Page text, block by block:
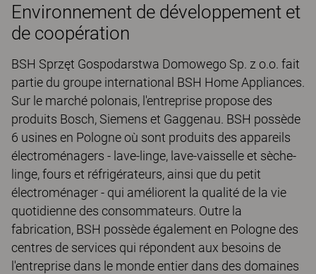
Environnement de développement et
de coopération
BSH Sprzęt Gospodarstwa Domowego Sp. z o.o. fait
partie du groupe international BSH Home Appliances.
Sur le marché polonais, l'entreprise propose des
produits Bosch, Siemens et Gaggenau. BSH possède
6 usines en Pologne où sont produits des appareils
électroménagers - lave-linge, lave-vaisselle et sèche-
linge, fours et réfrigérateurs, ainsi que du petit
électroménager - qui améliorent la qualité de la vie
quotidienne des consommateurs. Outre la
fabrication, BSH possède également en Pologne des
centres de services qui répondent aux besoins de
l'entreprise dans le monde entier dans des domaines